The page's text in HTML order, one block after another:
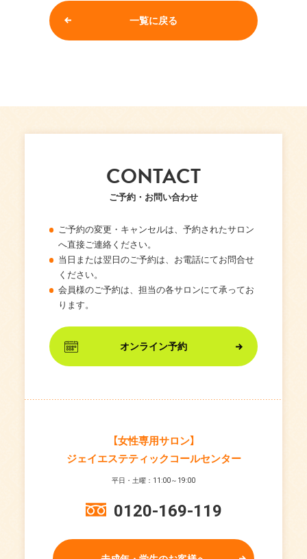
一覧に戻る
CONTACT
ご予約・お問い合わせ
ご予約の変更・キャンセルは、予約されたサロン
へ直接ご連絡ください。
当日または翌日のご予約は、お電話にてお問合せ
ください。
会員様のご予約は、担当の各サロンにて承ってお
ります。
オンライン予約
【女性専用サロン】
ジェイエステティックコールセンター
平日・土曜：11:00～19:00
0120-169-119